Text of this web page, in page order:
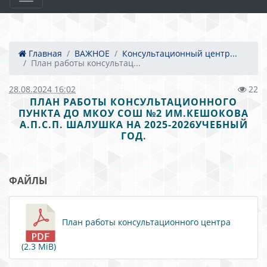
Главная ВАЖНОЕ
Консультационный центр...
План работы консультац...
28.08.2024 16:02 22
ПЛАН РАБОТЫ КОНСУЛЬТАЦИОННОГО
ПУНКТА ДО МКОУ СОШ №2 ИМ.КЕШОКОВА
А.П.С.П. ШАЛУШКА НА 2025-2026УЧЕБНЫЙ
ГОД.
ФАЙЛЫ
План работы консультационного центра
(2.3 MiB)